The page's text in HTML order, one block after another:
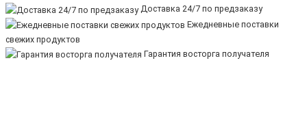
Доставка 24/7 по предзаказу
Ежедневные поставки
свежих продуктов
Гарантия восторга получателя